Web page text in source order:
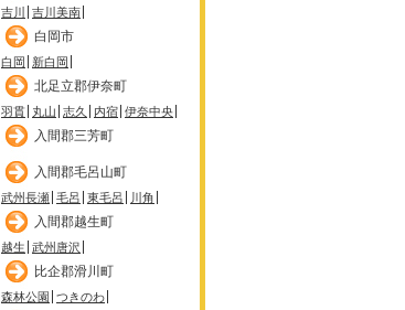
吉川 吉川美南
白岡市
白岡 新白岡
北足立郡伊奈町
羽貫 丸山 志久 内宿 伊奈中央
入間郡三芳町
入間郡毛呂山町
武州長瀬 毛呂 東毛呂 川角
入間郡越生町
越生 武州唐沢
比企郡滑川町
森林公園 つきのわ